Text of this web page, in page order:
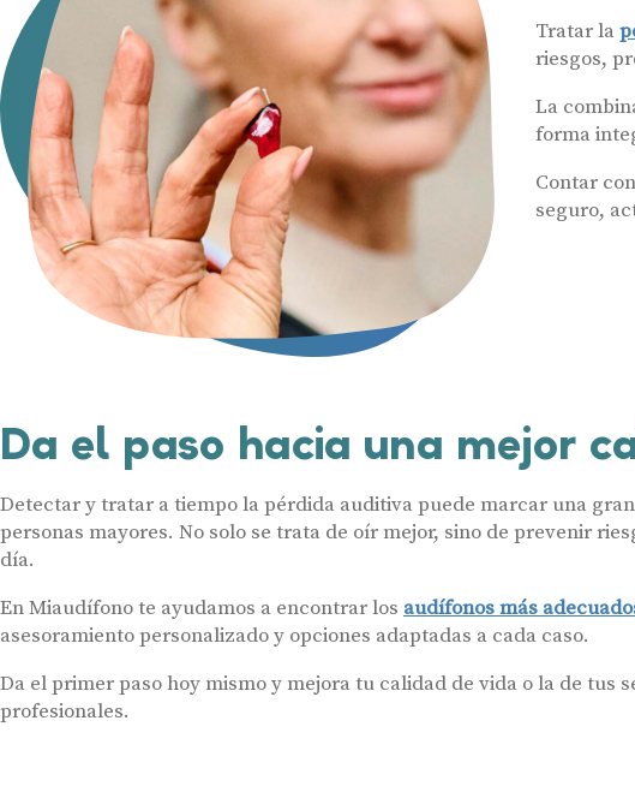
Tratar la
riesgos,
La
forma
Contar
seguro,
Da el paso hacia una mejor
Detectar y tratar a tiempo la pérdida auditiva puede marcar una
personas mayores. No solo se trata de oír mejor, sino de prevenir
día.
En Miaudífono te ayudamos a encontrar los audífonos más
asesoramiento personalizado y opciones adaptadas a cada caso.
Da el primer paso hoy mismo y mejora tu calidad de vida o la de tus
profesionales.